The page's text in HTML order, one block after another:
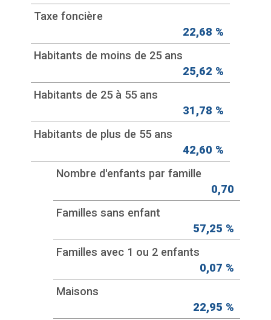
Taxe foncière
22,68 %
Habitants de moins de 25 ans
25,62 %
Habitants de 25 à 55 ans
31,78 %
Habitants de plus de 55 ans
42,60 %
Nombre d'enfants par famille
0,70
Familles sans enfant
57,25 %
Familles avec 1 ou 2 enfants
0,07 %
Maisons
22,95 %